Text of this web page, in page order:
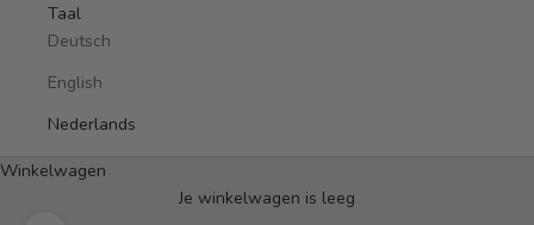
Taal
Deutsch
English
Nederlands
Winkelwagen
Je winkelwagen is leeg